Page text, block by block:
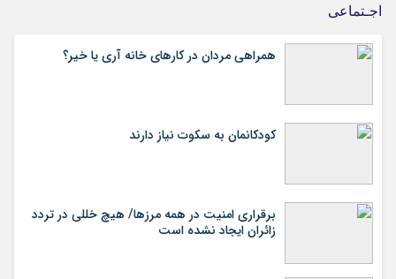
اجـتماعی
همراهی مردان در کارهای خانه آری یا خیر؟
کودکانمان به سکوت نیاز دارند
برقراری امنیت در همه مرزها/ هیچ‌ خللی در تردد
زائران ایجاد نشده است